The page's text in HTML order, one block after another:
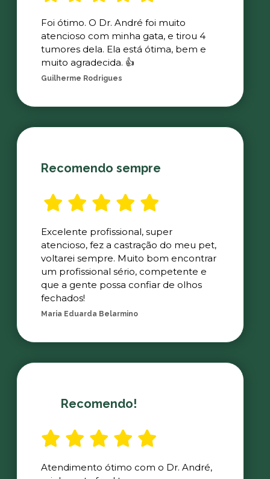
Foi ótimo. O Dr. André foi muito
atencioso com minha gata, e tirou 4
tumores dela. Ela está ótima, bem e
muito agradecida. 👍
Guilherme Rodrigues
Recomendo sempre
Excelente profissional, super
atencioso, fez a castração do meu pet,
voltarei sempre. Muito bom encontrar
um profissional sério, competente e
que a gente possa confiar de olhos
fechados!
Maria Eduarda Belarmino
Recomendo!
Atendimento ótimo com o Dr. André,